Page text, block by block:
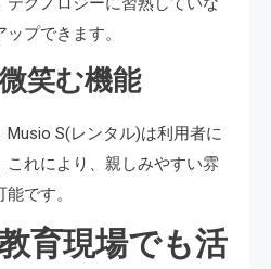
プできます。
笑む機能
S(レンタル)は利用者に
れにより、親しみやすい雰
です。
育現場でも活